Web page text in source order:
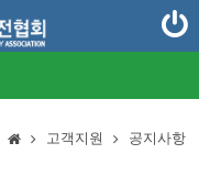
고객지원 공지사항